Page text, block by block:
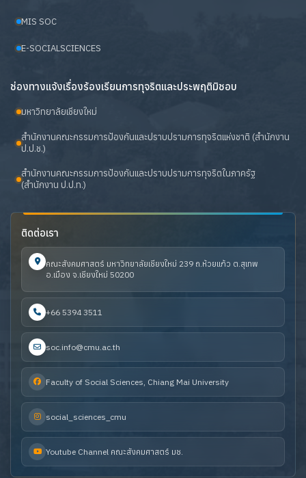
MIS SOC
E-SOCIALSCIENCES
ช่องทางแจ้งเรื่องร้องเรียนการทุจริตและประพฤติมิชอบ
มหาวิทยาลัยเชียงใหม่
สำนักงานคณะกรรมการป้องกันและปราบปรามการทุจริตแห่งชาติ (สำนักงาน
ป.ป.ช.)
สำนักงานคณะกรรมการป้องกันและปราบปรามการทุจริตในภาครัฐ
(สำนักงาน ป.ป.ท.)
ติดต่อเรา
คณะสังคมศาสตร์ มหาวิทยาลัยเชียงใหม่ 239 ถ.ห้วยแก้ว ต.สุเทพ
อ.เมือง จ.เชียงใหม่ 50200
+66 5394 3511
soc.info@cmu.ac.th
Faculty of Social Sciences, Chiang Mai University
social_sciences_cmu
Youtube Channel คณะสังคมศาสตร์ มช.